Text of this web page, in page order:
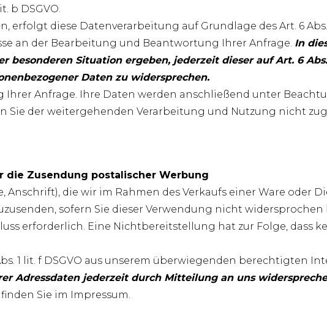
b DSGVO.
diese Datenverarbeitung auf Grundlage des Art. 6 Abs.
an der Bearbeitung und Beantwortung Ihrer Anfrage. In
besonderen Situation ergeben, jederzeit dieser auf Art. 6 Abs.
Daten zu widersprechen.
Ihrer Anfrage. Ihre Daten werden anschließend unter
Sie der weitergehenden Verarbeitung und Nutzung nicht
die Zusendung postalischer Werbung
die wir im Rahmen des Verkaufs einer Ware oder
sofern Sie dieser Verwendung nicht widersprochen
erforderlich. Eine Nichtbereitstellung hat zur Folge, dass
1 lit. f DSGVO aus unserem überwiegenden berechtigten
Adressdaten jederzeit durch Mitteilung an uns
Sie im Impressum.